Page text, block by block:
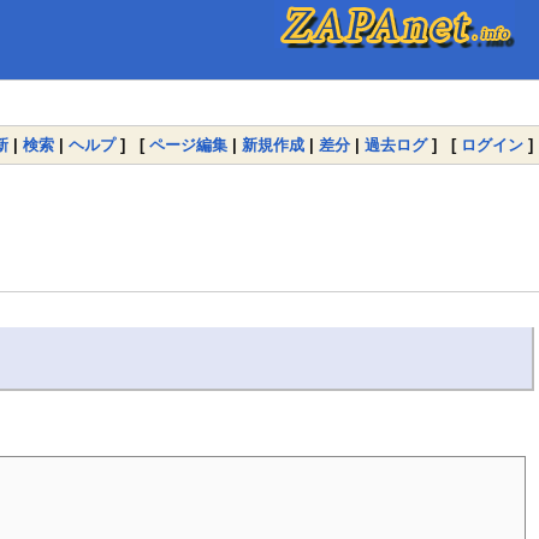
| 検索 | ヘルプ] [ ページ編集 | 新規作成 | 差分 | 過去ログ] [ ログイン ]